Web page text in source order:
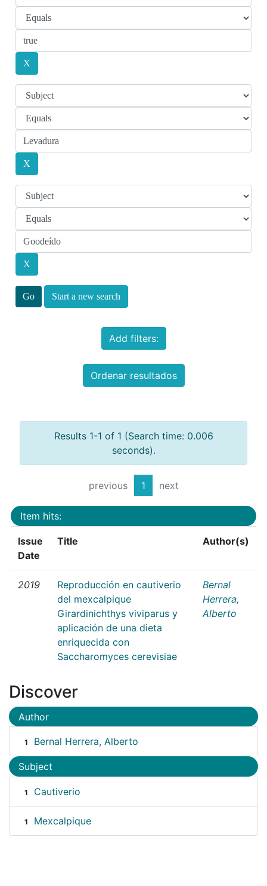
Start a new search
Add filters:
Ordenar resultados
Results 1-1 of 1 (Search time: 0.006
seconds).
previous 1 next
Item hits:
Issue
Date
Title Author(s)
2019
Reproducción en cautiverio
del mexcalpique
Girardinichthys viviparus y
aplicación de una dieta
enriquecida con
Saccharomyces cerevisiae
Bernal
Herrera,
Alberto
Discover
Author
1 Bernal Herrera, Alberto
Subject
1 Cautiverio
1 Mexcalpique